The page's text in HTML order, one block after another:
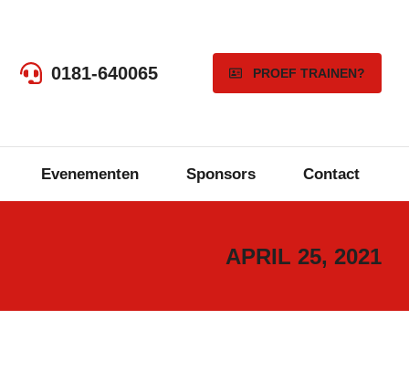
0181-640065 PROEF TRAINEN?
Evenementen Sponsors Contact
APRIL 25, 2021